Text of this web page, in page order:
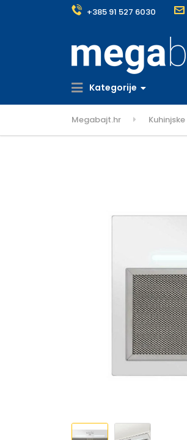
+385 91 527 6030
Kategorije
Megabajt.hr